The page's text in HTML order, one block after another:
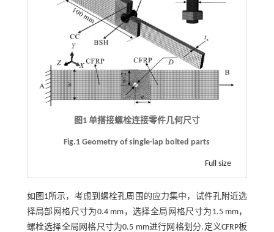
图1 单搭接螺栓连接零件几何尺寸
Fig.1 Geometry of single-lap bolted parts
Full size
如 图1所示，考虑到螺栓孔周围的应力集中，试件孔附近选
择局部网格尺寸为0.4 mm，选择全局网格尺寸为1.5 mm，
螺栓选择全局网格尺寸为0.5 mm进行网格划分.定义CFRP板